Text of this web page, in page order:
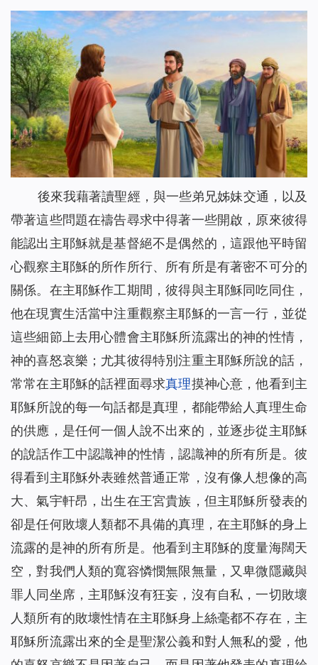
從富翁的空中樓閣夢帶來的啟發（有聲讀物）
29
從「神尋找迷路羊」的比喻中看到神對人類的愛惜（有聲讀
物）
30 當我改變自己的禱告後⋯⋯（有聲讀物）
31 在死亡線上，誰為她帶來了希望之光？(有聲讀物)
32 風口浪尖，是誰保守爸爸平安回家？（有聲讀物）
33 有恩賜的人，真的是合神心意的人嗎（有聲讀物）
34 神將我從網絡遊戲的泥潭中救起（有聲讀物）
只要做到三方面，你與神就能保持正常關係（有聲讀物）
【基督徒日記】將心安靜在神面前的四條實行（有聲讀物）
39 懷孕七個月的我，被綁架後……（有聲讀物）
40 擺脫網絡小說的誘惑，我正常了！（有聲讀物）
41 「主耶穌不守安息日」給我們帶來的啟發（有聲讀物）
42 人生匆匆，我們該追求什麼？（有聲讀物）
43 信仰逼迫：帶上癱瘓丈夫去逃亡（有聲讀物）
44 孩子病危，是神讓他化險為夷（有聲讀物）
45 我們應該怎樣對待執政掌權的？（有聲讀物）
46 聖經的預言，我終於知道該怎麼對待了（有聲讀物）
不會扶持幫助弟兄姊妹怎麼辦？這裡有三條實行路途（有聲
讀物）
49 撒瑪利亞婦人的聰明之處（有聲讀物）
50 防備法利賽人和撒都該人的酵(有聲讀物)
51 埃提阿伯太監接受福音給我們的啟示（有聲讀物）
約拿為何被魚吞（有聲讀物）
53 我對「迦南婦人的信心」有了新的認識（有聲讀物）
54 為什麼只有彼得認出了主耶穌是基督？（有聲讀物）
後來我藉著讀聖經，與一些弟兄姊妹交通，以及
帶著這些問題在禱告尋求中得著一些開啟，原來彼得
能認出主耶穌就是基督絕不是偶然的，這跟他平時留
心觀察主耶穌的所作所行、所有所是有著密不可分的
關係。在主耶穌作工期間，彼得與主耶穌同吃同住，
他在現實生活當中注重觀察主耶穌的一言一行，並從
這些細節上去用心體會主耶穌所流露出的神的性情，
神的喜怒哀樂；尤其彼得特別注重主耶穌所說的話，
常常在主耶穌的話裡面尋求真理摸神心意，他看到主
耶穌所說的每一句話都是真理，都能帶給人真理生命
的供應，是任何一個人說不出來的，並逐步從主耶穌
的說話作工中認識神的性情，認識神的所有所是。彼
得看到主耶穌外表雖然普通正常，沒有像人想像的高
大、氣宇軒昂，出生在王宮貴族，但主耶穌所發表的
卻是任何敗壞人類都不具備的真理，在主耶穌的身上
流露的是神的所有所是。他看到主耶穌的度量海闊天
空，對我們人類的寬容憐憫無限無量，又卑微隱藏與
罪人同坐席，主耶穌沒有狂妄，沒有自私，一切敗壞
人類所有的敗壞性情在主耶穌身上絲毫都不存在，主
耶穌所流露出來的全是聖潔公義和對人無私的愛，他